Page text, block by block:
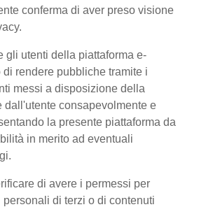
conferma di aver preso visione
gli utenti della piattaforma e-
di rendere pubbliche tramite i
messi a disposizione della
dall'utente consapevolmente e
la presente piattaforma da
in merito ad eventuali
di avere i permessi per
personali di terzi o di contenuti